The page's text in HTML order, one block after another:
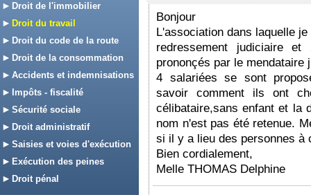
Droit de l'immobilier
Droit du travail
Droit du code de la route
Droit de la consommation
Accidents et indemnisations
Impôts - fiscalité
Sécurité sociale
Droit administratif
Saisies et voies d'exécution
Exécution des peines
Droit pénal
Bonjour
L'association dans laquelle
redressement judiciaire
prononçés par le mendataire
4 salariées se sont
savoir comment ils ont
célibataire,sans enfant et la
nom n'est pas été retenue.
si il y a lieu des personnes à
Bien cordialement,
Melle THOMAS Delphine